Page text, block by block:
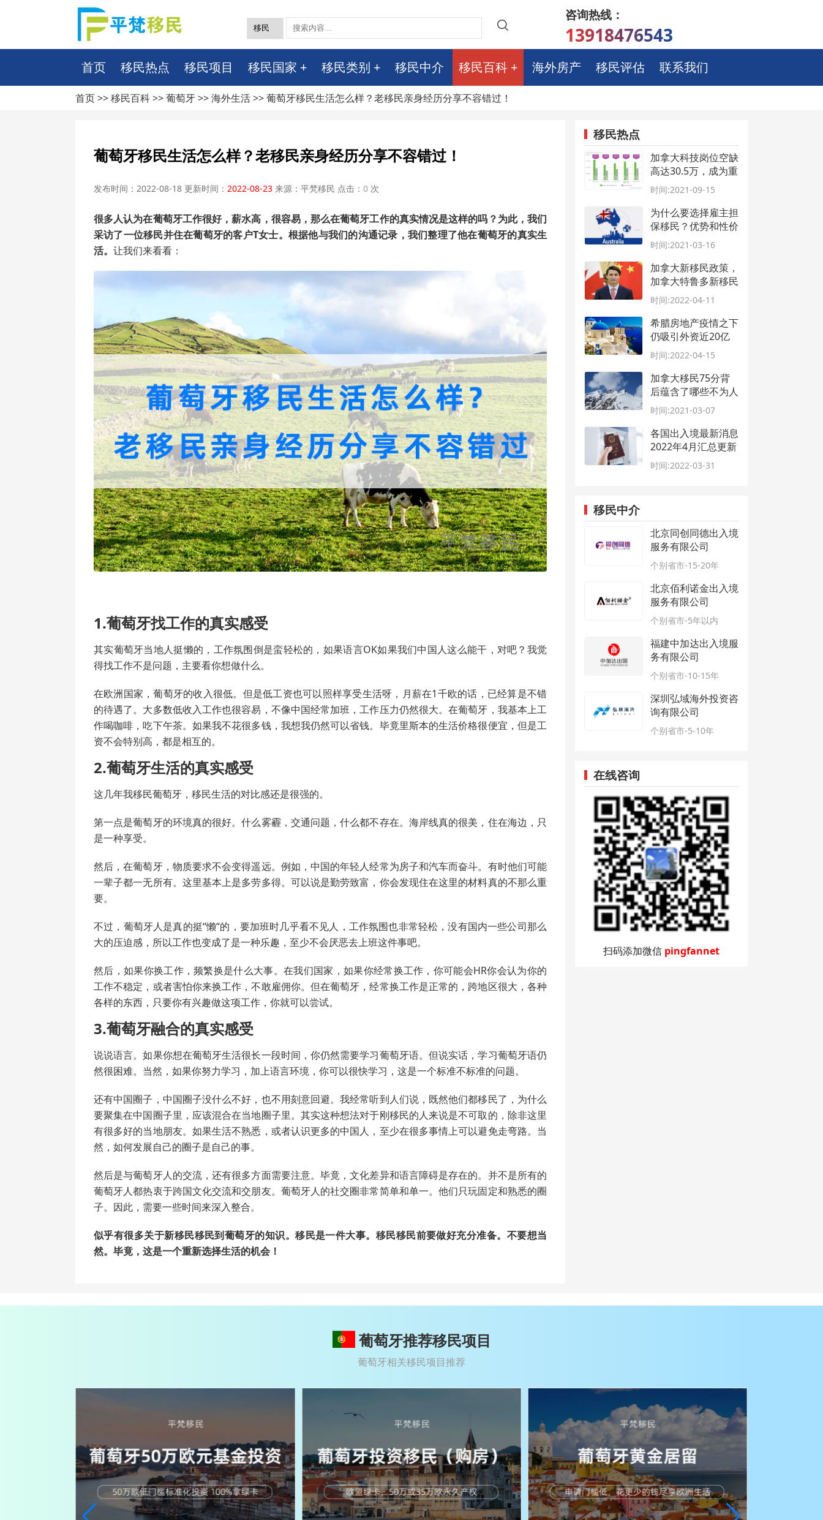
咨询热线：
13918476543
首页 移民热点 移民项目 移民国家 移民类别 移民中介 移民百科 海外房产 移民评估 联系我们
首页 >>移民百科>>葡萄牙>>海外生活>> 葡萄牙移民生活怎么样？老移民亲身经历分享不容错过！
葡萄牙移民生活怎么样？老移民亲身经历分享不容错过！
发布时间：2022-08-18 更新时间： 2022-08-23 来源：平梵移民 点击： 0 次
很多人认为在葡萄牙工作很好，薪水高，很容易，那么在葡萄牙工作的真实情况是这样的吗？为此，我们
采访了一位移民并住在葡萄牙的客户T女士。根据他与我们的沟通记录，我们整理了他在葡萄牙的真实生
活。 让我们来看看：
1.葡萄牙找工作的真实感受
其实葡萄牙当地人挺懒的，工作氛围倒是蛮轻松的，如果语言OK如果我们中国人这么能干，对吧？我觉
得找工作不是问题，主要看你想做什么。
在欧洲国家，葡萄牙的收入很低。但是低工资也可以照样享受生活呀，月薪在1千欧的话，已经算是不错
的待遇了。大多数低收入工作也很容易，不像中国经常加班，工作压力仍然很大。在葡萄牙，我基本上工
作喝咖啡，吃下午茶。如果我不花很多钱，我想我仍然可以省钱。毕竟里斯本的生活价格很便宜，但是工
资不会特别高，都是相互的。
2.葡萄牙生活的真实感受
这几年我移民葡萄牙，移民生活的对比感还是很强的。
第一点是葡萄牙的环境真的很好。什么雾霾，交通问题，什么都不存在。海岸线真的很美，住在海边，只
是一种享受。
然后，在葡萄牙，物质要求不会变得遥远。例如，中国的年轻人经常为房子和汽车而奋斗。有时他们可能
一辈子都一无所有。这里基本上是多劳多得。可以说是勤劳致富，你会发现住在这里的材料真的不那么重
要。
不过，葡萄牙人是真的挺“懒“的，要加班时几乎看不见人，工作氛围也非常轻松，没有国内一些公司那么
大的压迫感，所以工作也变成了是一种乐趣，至少不会厌恶去上班这件事吧。
然后，如果你换工作，频繁换是什么大事。在我们国家，如果你经常换工作，你可能会HR你会认为你的
工作不稳定，或者害怕你来换工作，不敢雇佣你。但在葡萄牙，经常换工作是正常的，跨地区很大，各种
各样的东西，只要你有兴趣做这项工作，你就可以尝试。
3.葡萄牙融合的真实感受
说说语言。如果你想在葡萄牙生活很长一段时间，你仍然需要学习葡萄牙语。但说实话，学习葡萄牙语仍
然很困难。当然，如果你努力学习，加上语言环境，你可以很快学习，这是一个标准不标准的问题。
还有中国圈子，中国圈子没什么不好，也不用刻意回避。我经常听到人们说，既然他们都移民了，为什么
要聚集在中国圈子里，应该混合在当地圈子里。其实这种想法对于刚移民的人来说是不可取的，除非这里
有很多好的当地朋友。如果生活不熟悉，或者认识更多的中国人，至少在很多事情上可以避免走弯路。当
然，如何发展自己的圈子是自己的事。
然后是与葡萄牙人的交流，还有很多方面需要注意。毕竟，文化差异和语言障碍是存在的。并不是所有的
葡萄牙人都热衷于跨国文化交流和交朋友。葡萄牙人的社交圈非常简单和单一。他们只玩固定和熟悉的圈
子。因此，需要一些时间来深入整合。
似乎有很多关于新移民移民到葡萄牙的知识。移民是一件大事。移民移民前要做好充分准备。不要想当
然。毕竟，这是一个重新选择生活的机会！
移民热点
加拿大科技岗位空缺
高达30.5万，成为重
点移民吸纳对象！
时间:2021-09-15
为什么要选择雇主担
保移民？优势和性价
比在哪？
时间:2021-03-16
加拿大新移民政策，
加拿大特鲁多新移民
系统优先事项
时间:2022-04-11
希腊房地产疫情之下
仍吸引外资近20亿
欧元
时间:2022-04-15
加拿大移民75分背
后蕴含了哪些不为人
知的“真相”？
时间:2021-03-07
各国出入境最新消息
2022年4月汇总更新
时间:2022-03-31
移民中介
北京同创同德出入境
服务有限公司
个别省市-15-20年
北京佰利诺金出入境
服务有限公司
个别省市-5年以内
福建中加达出入境服
务有限公司
个别省市-10-15年
深圳弘域海外投资咨
询有限公司
个别省市-5-10年
在线咨询
扫码添加微信 pingfannet
葡萄牙推荐移民项目
葡萄牙相关移民项目推荐